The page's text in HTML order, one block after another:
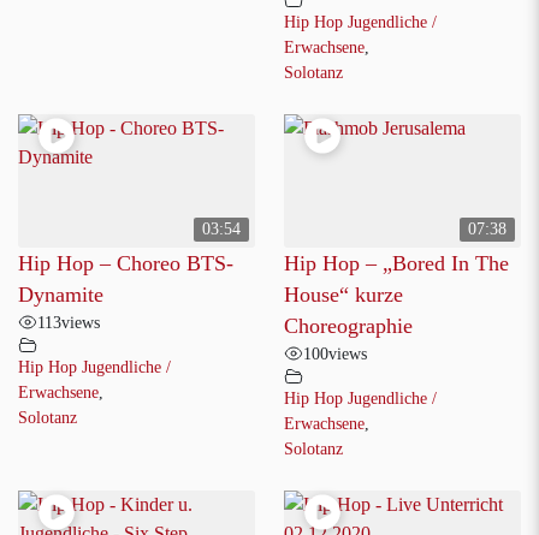
Hip Hop Jugendliche /
Erwachsene
Solotanz
03:54
Hip Hop – Choreo BTS-
Dynamite
113views
Hip Hop Jugendliche /
Erwachsene
Solotanz
07:38
Hip Hop – „Bored In The
House“ kurze
Choreographie
100views
Hip Hop Jugendliche /
Erwachsene
Solotanz